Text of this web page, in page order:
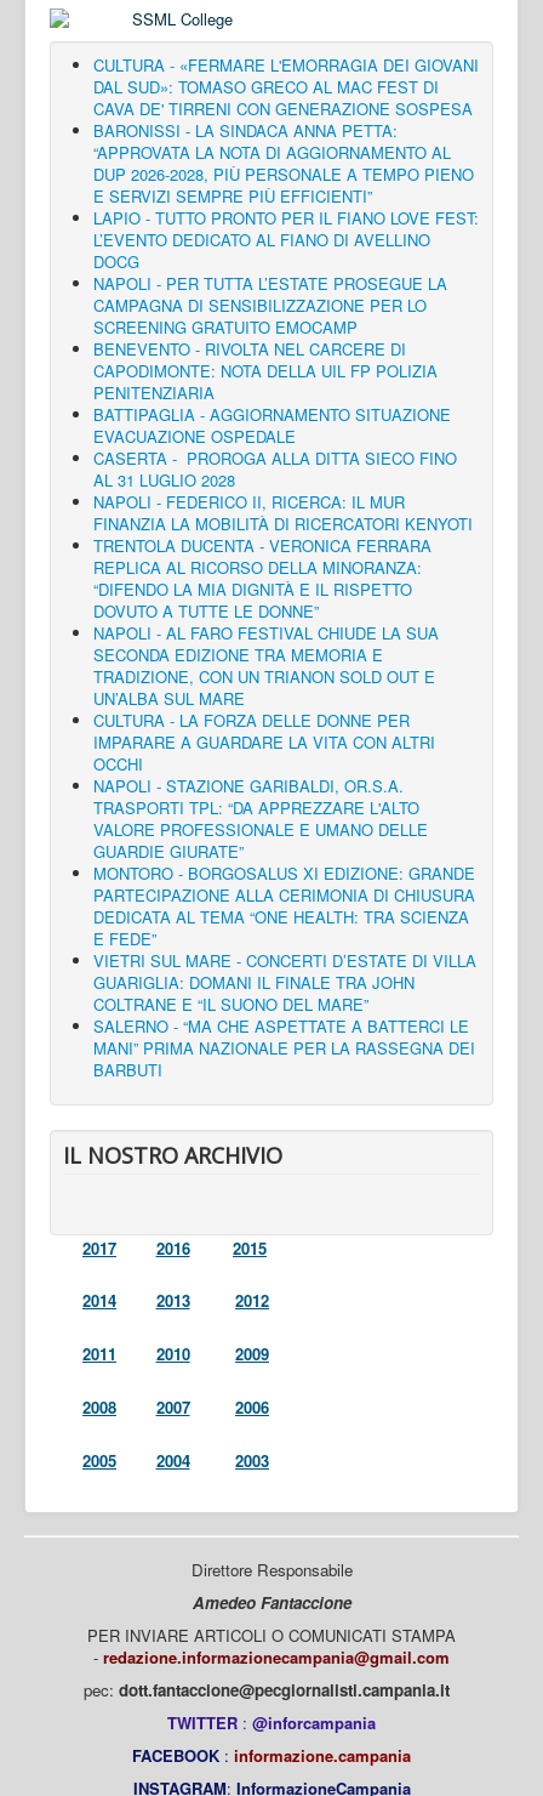
CULTURA - «FERMARE L'EMORRAGIA DEI GIOVANI
DAL SUD»: TOMASO GRECO AL MAC FEST DI
CAVA DE' TIRRENI CON GENERAZIONE SOSPESA
BARONISSI - LA SINDACA ANNA PETTA:
“APPROVATA LA NOTA DI AGGIORNAMENTO AL
DUP 2026-2028, PIÙ PERSONALE A TEMPO PIENO
E SERVIZI SEMPRE PIÙ EFFICIENTI”
LAPIO - TUTTO PRONTO PER IL FIANO LOVE FEST:
L’EVENTO DEDICATO AL FIANO DI AVELLINO
DOCG
NAPOLI - PER TUTTA L’ESTATE PROSEGUE LA
CAMPAGNA DI SENSIBILIZZAZIONE PER LO
SCREENING GRATUITO EMOCAMP
BENEVENTO - RIVOLTA NEL CARCERE DI
CAPODIMONTE: NOTA DELLA UIL FP POLIZIA
PENITENZIARIA
BATTIPAGLIA - AGGIORNAMENTO SITUAZIONE
EVACUAZIONE OSPEDALE
CASERTA - PROROGA ALLA DITTA SIECO FINO
AL 31 LUGLIO 2028
NAPOLI - FEDERICO II, RICERCA: IL MUR
FINANZIA LA MOBILITÀ DI RICERCATORI KENYOTI
TRENTOLA DUCENTA - VERONICA FERRARA
REPLICA AL RICORSO DELLA MINORANZA:
“DIFENDO LA MIA DIGNITÀ E IL RISPETTO
DOVUTO A TUTTE LE DONNE”
NAPOLI - AL FARO FESTIVAL CHIUDE LA SUA
SECONDA EDIZIONE TRA MEMORIA E
TRADIZIONE, CON UN TRIANON SOLD OUT E
UN’ALBA SUL MARE
CULTURA - LA FORZA DELLE DONNE PER
IMPARARE A GUARDARE LA VITA CON ALTRI
OCCHI
NAPOLI - STAZIONE GARIBALDI, OR.S.A.
TRASPORTI TPL: “DA APPREZZARE L'ALTO
VALORE PROFESSIONALE E UMANO DELLE
GUARDIE GIURATE”
MONTORO - BORGOSALUS XI EDIZIONE: GRANDE
PARTECIPAZIONE ALLA CERIMONIA DI CHIUSURA
DEDICATA AL TEMA “ONE HEALTH: TRA SCIENZA
E FEDE”
VIETRI SUL MARE - CONCERTI D’ESTATE DI VILLA
GUARIGLIA: DOMANI IL FINALE TRA JOHN
COLTRANE E “IL SUONO DEL MARE”
SALERNO - “MA CHE ASPETTATE A BATTERCI LE
MANI” PRIMA NAZIONALE PER LA RASSEGNA DEI
BARBUTI
IL NOSTRO ARCHIVIO
2017 2016 2015
2014 2013 2012
2011 2010 2009
2008 2007 2006
2005 2004 2003
Direttore Responsabile
Amedeo Fantaccione
PER INVIARE ARTICOLI O COMUNICATI STAMPA
- redazione.informazionecampania@gmail.com
pec: dott.fantaccione@pecgiornalisti.campania.it
TWITTER : @inforcampania
FACEBOOK : informazione.campania
INSTAGRAM: InformazioneCampania